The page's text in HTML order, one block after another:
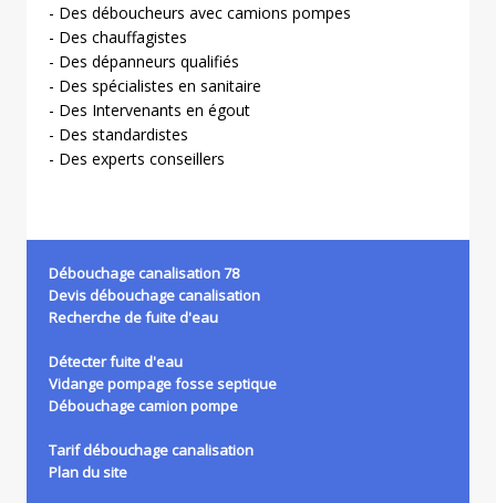
- Des déboucheurs avec camions pompes
- Des chauffagistes
- Des dépanneurs qualifiés
- Des spécialistes en sanitaire
- Des Intervenants en égout
- Des standardistes
- Des experts conseillers
Débouchage canalisation 78
Devis débouchage canalisation
Recherche de fuite d'eau
Détecter fuite d'eau
Vidange pompage fosse septique
Débouchage camion pompe
Tarif débouchage canalisation
Plan du site